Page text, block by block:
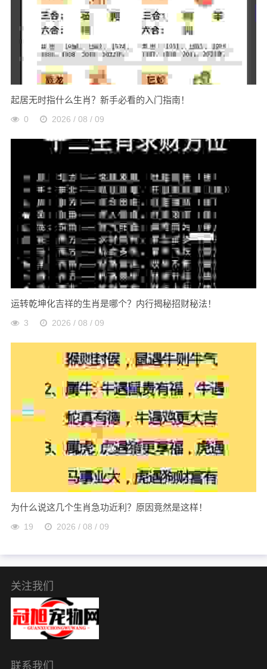
起居无时指什么生肖？新手必看的入门指南！
0 2026 / 08 / 09
运转乾坤化吉祥的生肖是哪个？内行揭秘招财秘法！
3 2026 / 08 / 09
为什么说这几个生肖急功近利？原因竟然是这样！
19 2026 / 08 / 09
关注我们
联系我们